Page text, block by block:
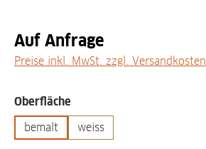
Auf Anfrage
Preise inkl. MwSt. zzgl. Versandkosten
Oberflächeauswählen
bemalt weiss